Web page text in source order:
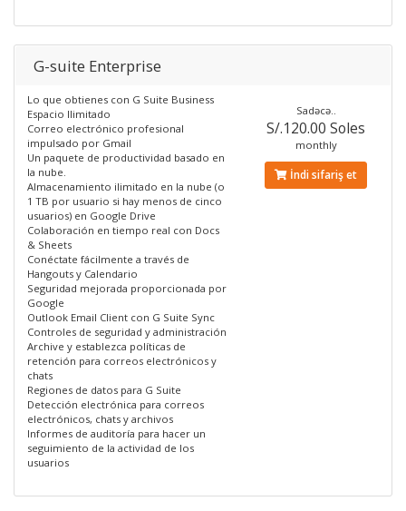
G-suite Enterprise
Lo que obtienes con G Suite Business
Espacio Ilimitado
Correo electrónico profesional
impulsado por Gmail
Un paquete de productividad basado en
la nube.
Almacenamiento ilimitado en la nube (o
1 TB por usuario si hay menos de cinco
usuarios) en Google Drive
Colaboración en tiempo real con Docs
& Sheets
Conéctate fácilmente a través de
Hangouts y Calendario
Seguridad mejorada proporcionada por
Google
Outlook Email Client con G Suite Sync
Controles de seguridad y administración
Archive y establezca políticas de
retención para correos electrónicos y
chats
Regiones de datos para G Suite
Detección electrónica para correos
electrónicos, chats y archivos
Informes de auditoría para hacer un
seguimiento de la actividad de los
usuarios
Sadəcə..
S/.120.00 Soles
monthly
İndi sifariş et